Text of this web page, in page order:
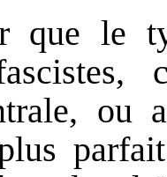
que le
ou